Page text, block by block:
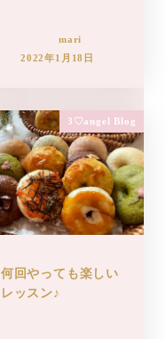
mari
2022年1月18日
3♡angel Blog
何回やっても楽しい
レッスン♪